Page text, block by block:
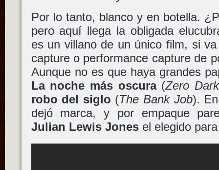
Por lo tanto, blanco y en botella.
pero aquí llega la obligada
es un villano de un único film, si
capture o performance capture de
Aunque no es que haya grandes
La noche más oscura(Zero
robo del siglo (The Bank Job).
dejó marca, y por empaque
Julian Lewis Jonesel elegido